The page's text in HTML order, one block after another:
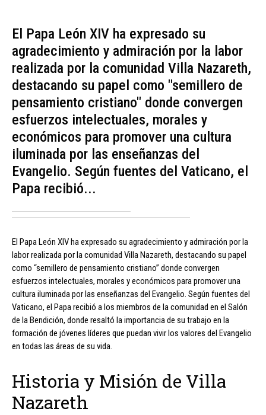
El Papa León XIV ha expresado su
agradecimiento y admiración por la labor
realizada por la comunidad Villa Nazareth,
destacando su papel como "semillero de
pensamiento cristiano" donde convergen
esfuerzos intelectuales, morales y
económicos para promover una cultura
iluminada por las enseñanzas del
Evangelio. Según fuentes del Vaticano, el
Papa recibió...
El Papa León XIV ha expresado su agradecimiento y admiración por la
labor realizada por la comunidad Villa Nazareth, destacando su papel
como “semillero de pensamiento cristiano” donde convergen
esfuerzos intelectuales, morales y económicos para promover una
cultura iluminada por las enseñanzas del Evangelio. Según fuentes del
Vaticano, el Papa recibió a los miembros de la comunidad en el Salón
de la Bendición, donde resaltó la importancia de su trabajo en la
formación de jóvenes líderes que puedan vivir los valores del Evangelio
en todas las áreas de su vida.
Historia y Misión de Villa
Nazareth